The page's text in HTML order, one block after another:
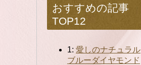
おすすめの記事
TOP12
1: 愛しのナチュラル
ブルーダイヤモンド